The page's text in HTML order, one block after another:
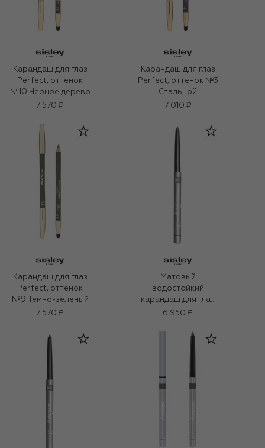
Карандаш для глаз
Perfect, оттенок
№10 Черное дерево
7 570 ₽
Карандаш для глаз
Perfect, оттенок №3
Стальной
7 010 ₽
Карандаш для глаз
Perfect, оттенок
№9 Темно-зеленый
7 570 ₽
Матовый
водостойкий
карандаш для глаз
Phyto-Khol Star,
серый (0.3g)
6 950 ₽